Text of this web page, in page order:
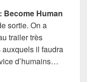
Become Human
sortie. On a
trailer très
il faudra
d’humains…